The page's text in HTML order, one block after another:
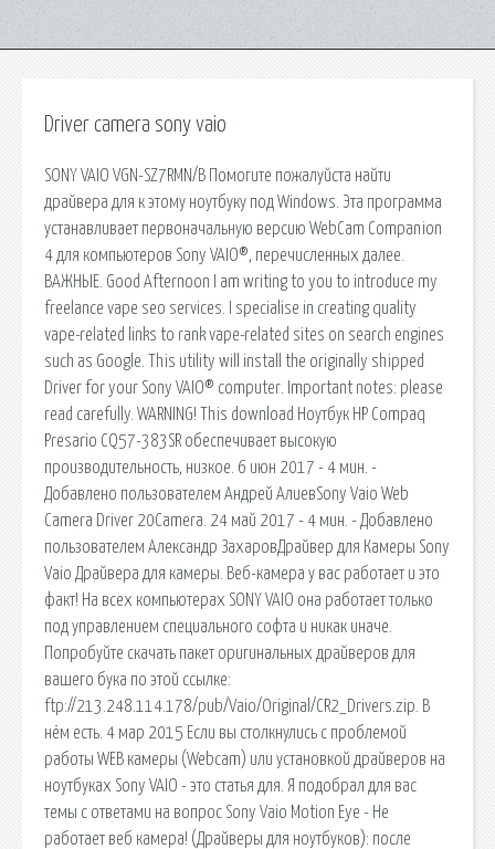
Driver camera sony vaio
SONY VAIO VGN-SZ7RMN/B Помогите пожалуйста найти
драйвера для к этому ноутбуку под Windows. Эта программа
устанавливает первоначальную версию WebCam Companion
4 для компьютеров Sony VAIO®, перечисленных далее.
ВАЖНЫЕ. Good Afternoon I am writing to you to introduce my
freelance vape seo services. I specialise in creating quality
vape-related links to rank vape-related sites on search engines
such as Google. This utility will install the originally shipped
Driver for your Sony VAIO® computer. Important notes: please
read carefully. WARNING! This download Ноутбук HP Compaq
Presario CQ57-383SR обеспечивает высокую
производительность, низкое. 6 июн 2017 - 4 мин. -
Добавлено пользователем Андрей АлиевSony Vaio Web
Camera Driver 20Camera. 24 май 2017 - 4 мин. - Добавлено
пользователем Александр ЗахаровДрайвер для Камеры Sony
Vaio Драйвера для камеры. Веб-камера у вас работает и это
факт! На всех компьютерах SONY VAIO она работает только
под управлением специального софта и никак иначе.
Попробуйте скачать пакет оригинальных драйверов для
вашего бука по этой ссылке:
ftp://213.248.114.178/pub/Vaio/Original/CR2_Drivers.zip. В
нём есть. 4 мар 2015 Если вы столкнулись с проблемой
работы WEB камеры (Webcam) или установкой драйверов на
ноутбуках Sony VAIO - это статья для. Я подобрал для вас
темы с ответами на вопрос Sony Vaio Motion Eye - Не
работает веб камера! (Драйверы для ноутбуков): после